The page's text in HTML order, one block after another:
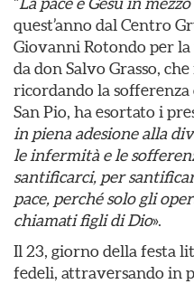
quest’anno dal Centro
Giovanni Rotondo per
da don Salvo Grasso,
ricordando la sofferenza
San Pio, ha esortato i
in piena adesione alla
le infermità e le
santificarci, per
pace, perché solo gli
chiamati figli di Dio».
Il 23, giorno della festa
fedeli, attraversando in